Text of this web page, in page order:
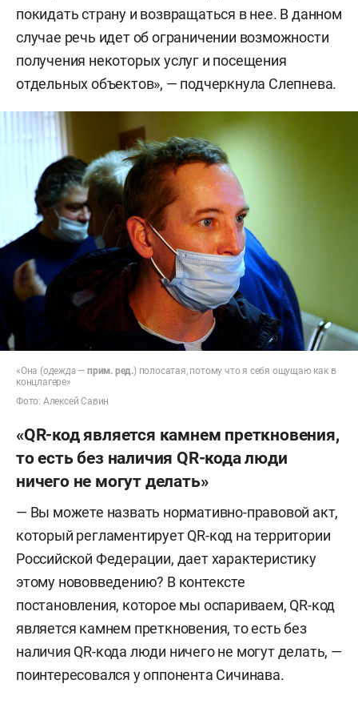
покидать страну и возвращаться в нее. В данном
случае речь идет об ограничении возможности
получения некоторых услуг и посещения
отдельных объектов», — подчеркнула Слепнева.
«Она (одежда—прим. ред.) полосатая, потому что я себя ощущаю как в
концлагере»
Фото: Алексей Савин
«QR-код является камнем преткновения,
то есть без наличия QR-кода люди
ничего не могут делать»
— Вы можете назвать нормативно-правовой акт,
который регламентирует QR-код на территории
Российской Федерации, дает характеристику
этому нововведению? В контексте
постановления, которое мы оспариваем, QR-код
является камнем преткновения, то есть без
наличия QR-кода люди ничего не могут делать, —
поинтересовался у оппонента Сичинава.